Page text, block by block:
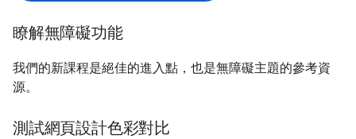
瞭解無障礙功能
我們的新課程是絕佳的進入點，也是無障礙主題的參考資
源。
測試網頁設計色彩對比